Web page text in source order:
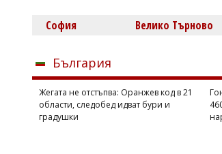
София Велико Търново
България
Жегата не отстъпва: Оранжев код в 21
области, следобед идват бури и
градушки